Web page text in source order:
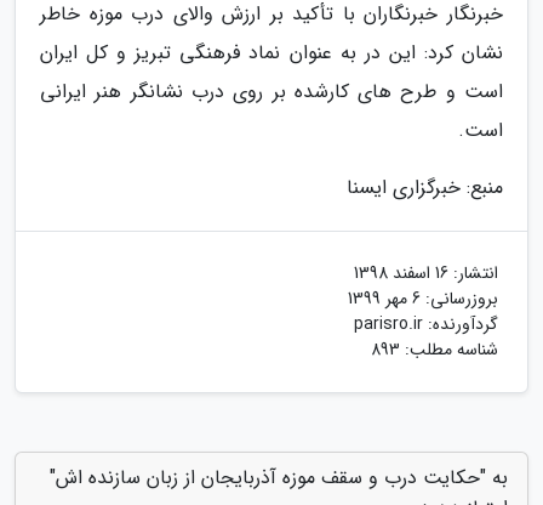
خبرنگار خبرنگاران با تأکید بر ارزش والای درب موزه خاطر
نشان کرد: این در به عنوان نماد فرهنگی تبریز و کل ایران
است و طرح های کارشده بر روی درب نشانگر هنر ایرانی
است.
منبع: خبرگزاری ایسنا
انتشار: 16 اسفند 1398
بروزرسانی: 6 مهر 1399
گردآورنده: parisro.ir
شناسه مطلب: 893
به "حکایت درب و سقف موزه آذربایجان از زبان سازنده اش"